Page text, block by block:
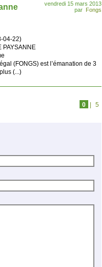
vendredi 15 mars 2013
par Fongs
04-22)
PAYSANNE
(FONGS) est l’émanation de 3
(...)
0 5